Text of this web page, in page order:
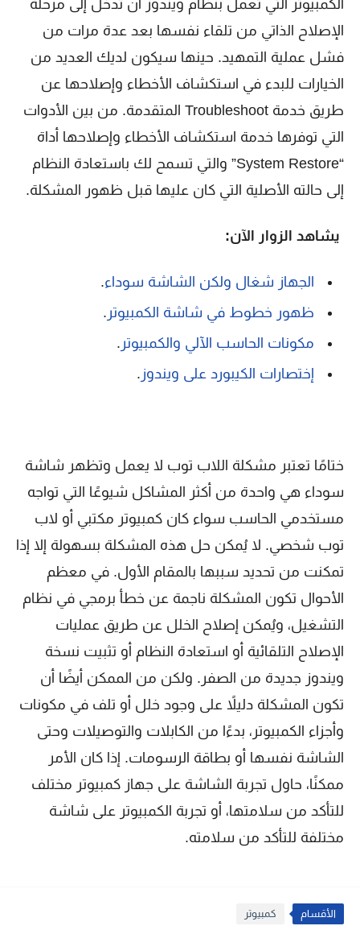
الكمبيوتر التي تعمل بنظام ويندوز أن تدخل إلى مرحلة
الإصلاح الذاتي من تلقاء نفسها بعد عدة مرات من
فشل عملية التمهيد. حينها سيكون لديك العديد من
الخيارات للبدء في استكشاف الأخطاء وإصلاحها عن
طريق خدمة Troubleshoot المتقدمة. من بين الأدوات
التي توفرها خدمة استكشاف الأخطاء وإصلاحها أداة
“System Restore” والتي تسمح لك باستعادة النظام
إلى حالته الأصلية التي كان عليها قبل ظهور المشكلة.
يشاهد الزوار الآن:
الجهاز شغال ولكن الشاشة سوداء.
ظهور خطوط في شاشة الكمبيوتر .
مكونات الحاسب الآلي والكمبيوتر .
إختصارات الكيبورد على ويندوز .
ختامًا تعتبر مشكلة اللاب توب لا يعمل وتظهر شاشة
سوداء هي واحدة من أكثر المشاكل شيوعًا التي تواجه
مستخدمي الحاسب سواء كان كمبيوتر مكتبي أو لاب
توب شخصي. لا يُمكن حل هذه المشكلة بسهولة إلا إذا
تمكنت من تحديد سببها بالمقام الأول. في معظم
الأحوال تكون المشكلة ناجمة عن خطأ برمجي في نظام
التشغيل، ويُمكن إصلاح الخلل عن طريق عمليات
الإصلاح التلقائية أو استعادة النظام أو تثبيت نسخة
ويندوز جديدة من الصفر. ولكن من الممكن أيضًا أن
تكون المشكلة دليلاً على وجود خلل أو تلف في مكونات
وأجزاء الكمبيوتر، بدءًا من الكابلات والتوصيلات وحتى
الشاشة نفسها أو بطاقة الرسومات. إذا كان الأمر
ممكنًا، حاول تجربة الشاشة على جهاز كمبيوتر مختلف
للتأكد من سلامتها، أو تجربة الكمبيوتر على شاشة
مختلفة للتأكد من سلامته.
الأقسام كمبيوتر